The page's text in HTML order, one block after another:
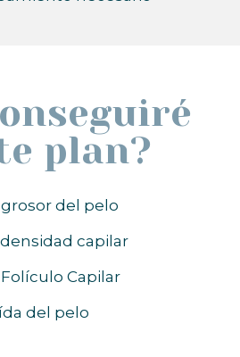
plan?
del pelo
capilar
Capilar
del pelo